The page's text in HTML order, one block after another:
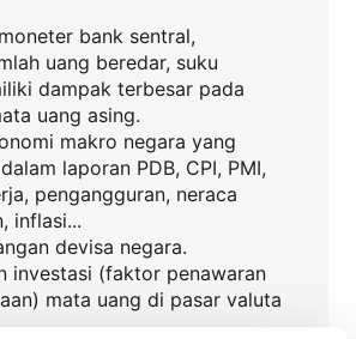
bank sentral,
uang beredar, suku
dampak terbesar pada
uang asing.
makro negara yang
laporan PDB, CPI, PMI,
pengangguran, neraca
inflasi...
devisa negara.
investasi (faktor penawaran
mata uang di pasar valuta